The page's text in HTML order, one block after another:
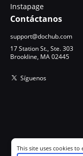
Instapage
Contáctanos
support@dochub.com
17 Station St., Ste. 303
Brookline, MA 02445
Síguenos
Cookie consent notice
This site uses cookies to